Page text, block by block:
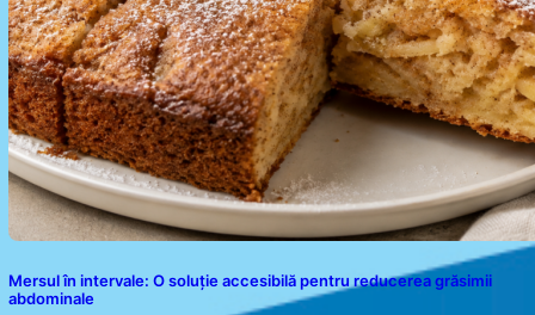
Mersul în intervale: O soluție accesibilă pentru reducerea grăsimii
abdominale